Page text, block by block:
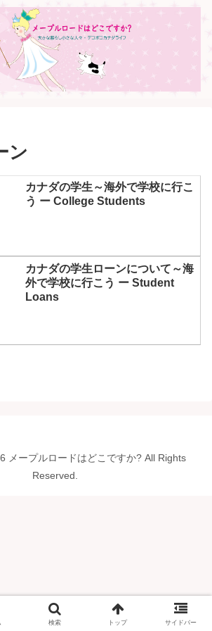
ン
カナダの学生～海外で学校に行こ
う ー College Students
カナダの学生ローンについて～海
外で学校に行こう ー Student
Loans
メープルロードはどこですか? All Rights
Reserved.
検索 トップ サイドバー